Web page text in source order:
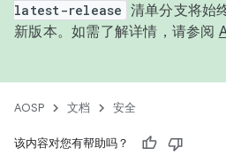
latest-release 清单分支将始
新版本。如需了解详情，请参阅
AOSP 文档 安全
该内容对您有帮助吗？